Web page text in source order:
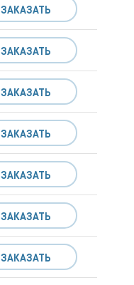
ЗАКАЗАТЬ
ЗАКАЗАТЬ
ЗАКАЗАТЬ
ЗАКАЗАТЬ
ЗАКАЗАТЬ
ЗАКАЗАТЬ
ЗАКАЗАТЬ